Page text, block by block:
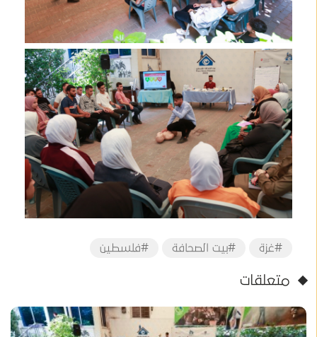
#غزة #بيت الصحافة #فلسطين
متعلقات